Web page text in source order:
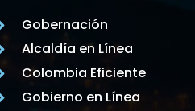
Gobernación
Alcaldía en Línea
Colombia Eficiente
Gobierno en Línea